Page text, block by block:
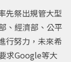
先祭出規管大型
、經濟部、公平
行努力，未來希
求Google等大